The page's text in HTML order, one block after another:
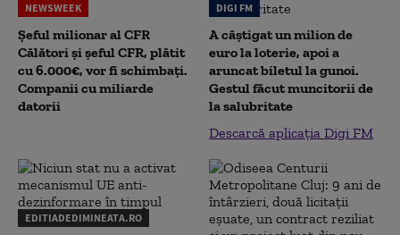
NEWSWEEK
Șeful milionar al CFR
Călători și șeful CFR, plătit
cu 6.000€, vor fi schimbați.
Companii cu miliarde
datorii
DIGI FM
A câștigat un milion de
euro la loterie, apoi a
aruncat biletul la gunoi.
Gestul făcut muncitorii de
la salubritate
Descarcă aplicația Digi FM
EDITIADEDIMINEATA.RO